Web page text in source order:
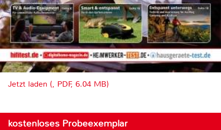
Jetzt laden (, PDF, 6.04 MB)
kostenloses Probeexemplar